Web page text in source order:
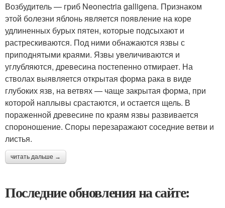
Возбудитель — гриб Neonectria galligena. Признаком
этой болезни яблонь является появление на коре
удлиненных бурых пятен, которые подсыхают и
растрескиваются. Под ними обнажаются язвы с
приподнятыми краями. Язвы увеличиваются и
углубляются, древесина постепенно отмирает. На
стволах выявляется открытая форма рака в виде
глубоких язв, на ветвях — чаще закрытая форма, при
которой наплывы срастаются, и остается щель. В
пораженной древесине по краям язвы развивается
спороношение. Споры перезаражают соседние ветви и
листья.
читать дальше →
Последние обновления на сайте: